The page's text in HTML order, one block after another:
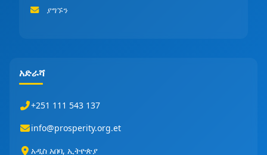
ያግኙን
አድራሻ
+251 111 543 137
info@prosperity.org.et
አዲስ አበባ, ኢትዮጵያ